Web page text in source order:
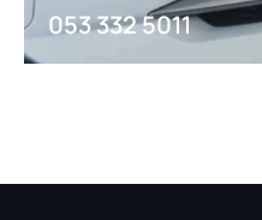
053 332 5011